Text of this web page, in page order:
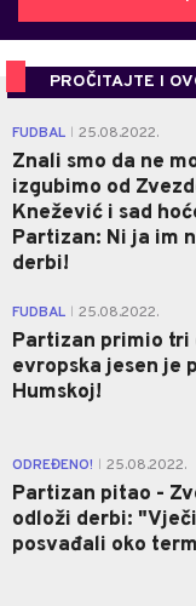
PROČITAJTE I
FUDBAL 25.08.2022.
Znali smo da ne
izgubimo od
Knežević i sad
Partizan: Ni ja im
derbi!
FUDBAL 25.08.2022.
Partizan primio tri
evropska jesen je
Humskoj!
ODREĐENO! 25.08.2022.
Partizan pitao -
odloži derbi:
posvađali oko